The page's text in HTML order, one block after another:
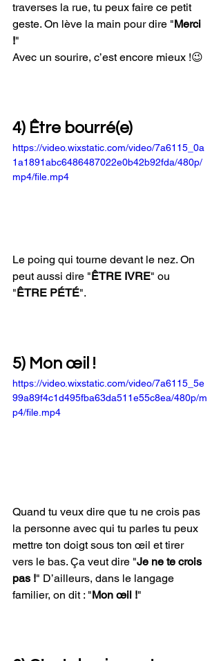
traverses la rue, tu peux faire ce petit
geste. On lève la main pour dire "Merci
!"
Avec un sourire, c’est encore mieux !😉
4) Être bourré(e)
https://video.wixstatic.com/video/7a6115_0a
1a1891abc6486487022e0b42b92fda/480p/
mp4/file.mp4
Le poing qui tourne devant le nez. On
peut aussi dire "ÊTRE IVRE" ou
"ÊTRE PÉTÉ".
5) Mon œil !
https://video.wixstatic.com/video/7a6115_5e
99a89f4c1d495fba63da511e55c8ea/480p/m
p4/file.mp4
Quand tu veux dire que tu ne crois pas
la personne avec qui tu parles tu peux
mettre ton doigt sous ton œil et tirer
vers le bas. Ça veut dire "Je ne te crois
pas !" D’ailleurs, dans le langage
familier, on dit : "Mon œil !"